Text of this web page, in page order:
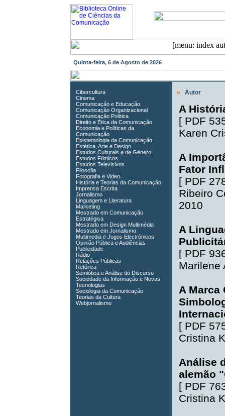
Quinta-feira, 6 de Agosto de 2026
Cibercultura
Cinema
Comunicação e Educação
Comunicação Organizacional
Comunicação Política
Direito e Ética da Comunicação
Economia e Políticas da
Comunicação
Epistemologia da Comunicação
Estética, Arte e Design
Estudos Culturais e de Género
Estudos Fílmicos
Estudos Televisivos
Filosofia
Fotografia e Video
História e Teorias da Comunicação
Imprensa Escrita
Jornalismo
Linguagem e Literatura
Marketing
Mestrado em Comunicação
Estratégica
Mestrado em Design Multimédia
Mestrado em Jornalismo
Multimedia e Jogos Electrónicos
Opinião Pública e Audiências
Publicidade
Rádio
Relações Públicas
Retórica
Semiótica e Análise do Discurso
Sociedade da Informação e Novas
Tecnologias
Sociologia da Comunicação
Teorias da Cultura
Webjornalismo
» Autor
A
[ PDF
Karen
A
Fator
[ PDF
Ribeiro
2010
A
[ PDF
Marilene
A Marca
[ PDF
Cristina
Análise
alemão
[ PDF
Cristina